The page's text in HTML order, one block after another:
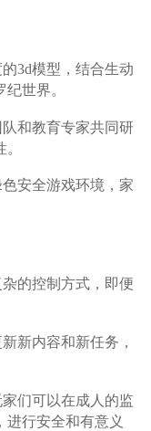
3d模型，结合生动
世界。
和教育专家共同研
安全游戏环境，家
的控制方式，即便
新内容和新任务，
们可以在成人的监
进行安全和有意义